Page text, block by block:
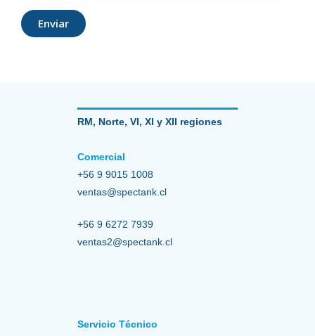
Enviar
RM, Norte, VI, XI y XII regiones
Comercial
+56 9 9015 1008
ventas@spectank.cl
+56 9 6272 7939
ventas2@spectank.cl
Servicio Técnico